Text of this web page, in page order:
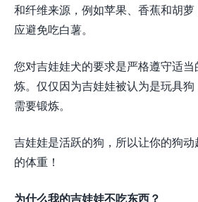
和纤维来源，例如苹果、香蕉和胡
应避免吃白薯。
您对吉娃娃犬的要求是严格遵守适
炼。仅仅因为吉娃娃被认为是玩具
需要锻炼。
吉娃娃是活跃的狗，所以让你的狗
的体重！
为什么我的吉娃娃不吃东西？